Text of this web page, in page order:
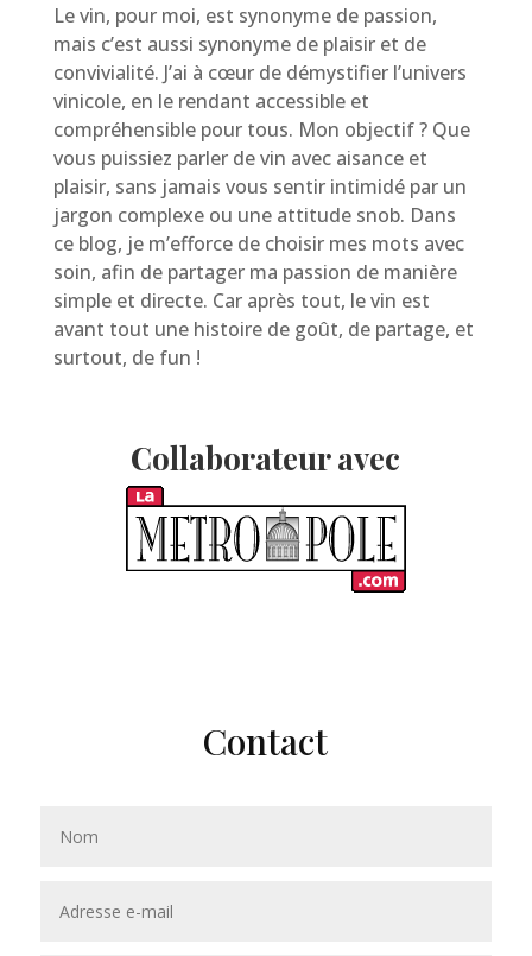
Le vin, pour moi, est synonyme de passion,
mais c’est aussi synonyme de plaisir et de
convivialité. J’ai à cœur de démystifier l’univers
vinicole, en le rendant accessible et
compréhensible pour tous. Mon objectif ? Que
vous puissiez parler de vin avec aisance et
plaisir, sans jamais vous sentir intimidé par un
jargon complexe ou une attitude snob. Dans
ce blog, je m’efforce de choisir mes mots avec
soin, afin de partager ma passion de manière
simple et directe. Car après tout, le vin est
avant tout une histoire de goût, de partage, et
surtout, de fun !
Collaborateur avec
Contact